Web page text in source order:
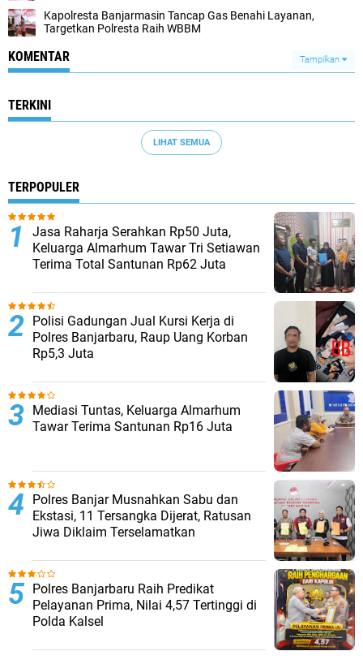
Kapolresta Banjarmasin Tancap Gas Benahi Layanan,
Targetkan Polresta Raih WBBM
KOMENTAR Tampilkan
TERKINI
LIHAT SEMUA
TERPOPULER
Jasa Raharja Serahkan Rp50 Juta,
Keluarga Almarhum Tawar Tri Setiawan
Terima Total Santunan Rp62 Juta
Polisi Gadungan Jual Kursi Kerja di
Polres Banjarbaru, Raup Uang Korban
Rp5,3 Juta
Mediasi Tuntas, Keluarga Almarhum
Tawar Terima Santunan Rp16 Juta
Polres Banjar Musnahkan Sabu dan
Ekstasi, 11 Tersangka Dijerat, Ratusan
Jiwa Diklaim Terselamatkan
Polres Banjarbaru Raih Predikat
Pelayanan Prima, Nilai 4,57 Tertinggi di
Polda Kalsel